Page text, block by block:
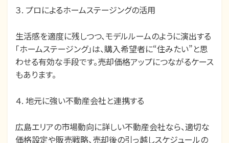
３. プロによるホームステージングの活用
生活感を適度に残しつつ、モデルルームのように演出する
「ホームステージング」は、購入希望者に“住みたい”と思
わせる有効な手段です。売却価格アップにつながるケース
もあります。
４. 地元に強い不動産会社と連携する
広島エリアの市場動向に詳しい不動産会社なら、適切な
価格設定や販売戦略、売却後の引っ越しスケジュールの